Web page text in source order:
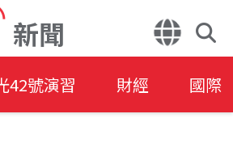
新聞
42號演習 財經 國際